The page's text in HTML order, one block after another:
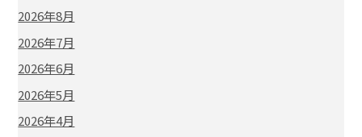
2026年8月
2026年7月
2026年6月
2026年5月
2026年4月